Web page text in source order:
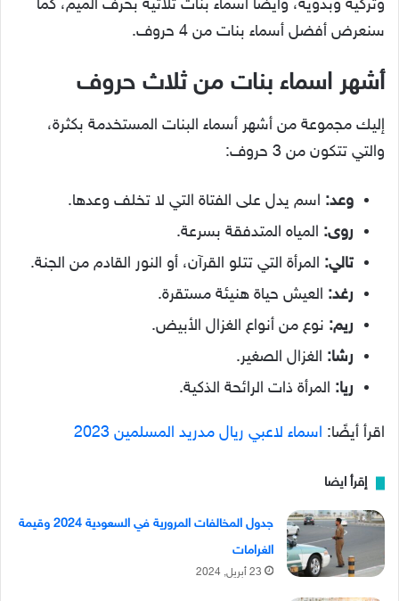
وتركية وبدوية، وأيضًا أسماء بنات ثلاثية بحرف الميم، كما
سنعرض أفضل أسماء بنات من 4 حروف.
أشهر اسماء بنات من ثلاث حروف
إليك مجموعة من أشهر أسماء البنات المستخدمة بكثرة،
والتي تتكون من 3 حروف:
وعد: اسم يدل على الفتاة التي لا تخلف وعدها.
روى: المياه المتدفقة بسرعة.
تالي: المرأة التي تتلو القرآن، أو النور القادم من الجنة.
رغد: العيش حياة هنيئة مستقرة.
ريم: نوع من أنواع الغزال الأبيض.
رشا: الغزال الصغير.
ريا: المرأة ذات الرائحة الذكية.
اقرأ أيضًا: اسماء لاعبي ريال مدريد المسلمين 2023
إقرأ ايضا
جدول المخالفات المرورية في السعودية 2024 وقيمة
الغرامات
23 أبريل, 2024